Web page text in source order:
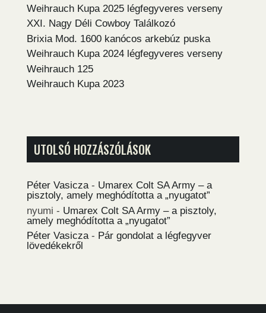
Weihrauch Kupa 2025 légfegyveres verseny
XXI. Nagy Déli Cowboy Találkozó
Brixia Mod. 1600 kanócos arkebúz puska
Weihrauch Kupa 2024 légfegyveres verseny
Weihrauch 125
Weihrauch Kupa 2023
UTOLSÓ HOZZÁSZÓLÁSOK
Péter Vasicza- Umarex Colt SA Army – a
pisztoly, amely meghódította a „nyugatot”
nyumi - Umarex Colt SA Army – a pisztoly,
amely meghódította a „nyugatot”
Péter Vasicza- Pár gondolat a légfegyver
lövedékekről